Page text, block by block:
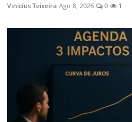
Vinicius Teixeira Ago 8, 2026 0 1